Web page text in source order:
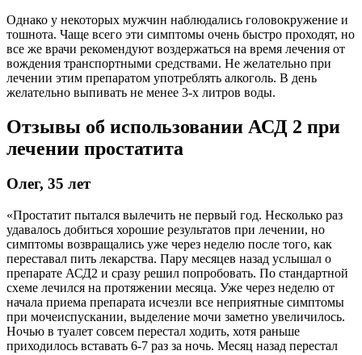
Однако у некоторых мужчин наблюдались головокружение и
тошнота. Чаще всего эти симптомы очень быстро проходят, но
все же врачи рекомендуют воздержаться на время лечения от
вождения транспортными средствами. Не желательно при
лечении этим препаратом употреблять алкоголь. В день
желательно выпивать не менее 3-х литров воды.
Отзывы об использовании АСД 2 при
лечении простатита
Олег, 35 лет
«Простатит пытался вылечить не первый год. Несколько раз
удавалось добиться хорошие результатов при лечении, но
симптомы возвращались уже через неделю после того, как
переставал пить лекарства. Пару месяцев назад услышал о
препарате АСД2 и сразу решил попробовать. По стандартной
схеме лечился на протяжении месяца. Уже через неделю от
начала приема препарата исчезли все неприятные симптомы
при мочеиспускании, выделение мочи заметно увеличилось.
Ночью в туалет совсем перестал ходить, хотя раньше
приходилось вставать 6-7 раз за ночь. Месяц назад перестал